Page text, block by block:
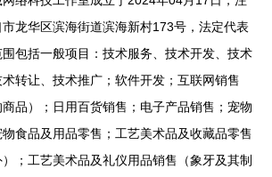
龙华区滨海街道滨海新村173号，法定代表
包括一般项目：技术服务、技术开发、技术
转让、技术推广；软件开发；互联网销售
商品）；日用百货销售；电子产品销售；宠物
食品及用品零售；工艺美术品及收藏品零售
）；工艺美术品及礼仪用品销售（象牙及其制